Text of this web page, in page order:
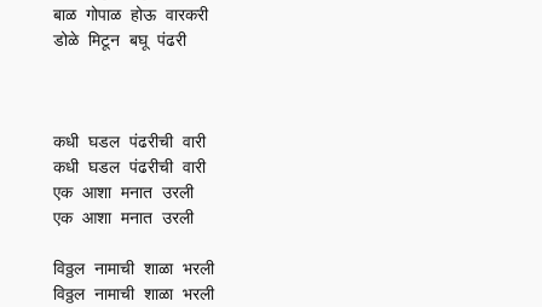
बाळ गोपाळ होऊ वारकरी
डोळे मिटून बघू पंढरी
कधी घडल पंढरीची वारी
कधी घडल पंढरीची वारी
एक आशा मनात उरली
एक आशा मनात उरली
विठ्ठल नामाची शाळा भरली
विठ्ठल नामाची शाळा भरली